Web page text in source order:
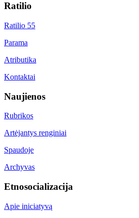
Ratilio
Ratilio 55
Parama
Atributika
Kontaktai
Naujienos
Rubrikos
Artėjantys renginiai
Spaudoje
Archyvas
Etnosocializacija
Apie iniciatyvą